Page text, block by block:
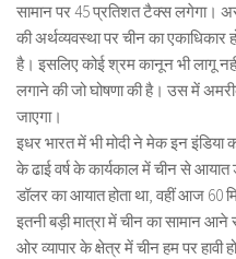
सामान पर 45 प्रतिशत टैक्स लगेगा।
की अर्थव्यवस्था पर चीन का
है। इसलिए कोई श्रम कानून भी लागू
लगाने की जो घोषणा की है। उस में
जाएगा।
इधर भारत में भी मोदी ने मेक इन इंडिया
के ढाई वर्ष के कार्यकाल में चीन से
डॉलर का आयात होता था, वहीं आज 60
इतनी बड़ी मात्रा में चीन का सामान
ओर व्यापार के क्षेत्र में चीन हम पर हावी